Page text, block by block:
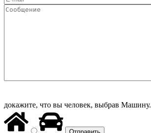
докажите, что вы человек, выбрав Машину.